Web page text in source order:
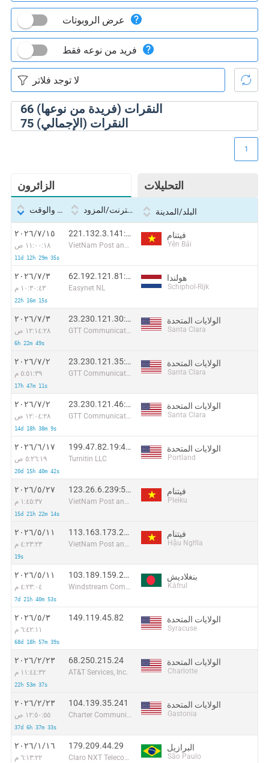
66 النقرات (فريدة من نوعها)
75 النقرات (الإجمالي)
عرض الروبوتات
فريد من نوعه فقط
الزائرون التحليلات
1
التاريخ والوقت بروتوكول الإنترنت/المزود البلد/المدينة
١٥‏/٧‏/٢٠٢٦
١١:٠٠:١٨ ص
11d 12h 29m 35s
221.132.3.141:51374
VietNam Post and Telecom Corporation
فيتنام
Yên Bái
٣‏/٧‏/٢٠٢٦
١٠:٣٠:٤٣ م
22h 16m 15s
62.192.121.81:49318
Easynet NL
هولندا
Schiphol-Rijk
٣‏/٧‏/٢٠٢٦
١٢:١٤:٢٨ ص
6h 22m 49s
23.230.121.30:62228
GTT Communications Inc.
الولايات المتحدة
Santa Clara
٢‏/٧‏/٢٠٢٦
٥:٥١:٣٩ م
17h 47m 11s
23.230.121.35:37534
GTT Communications Inc.
الولايات المتحدة
Santa Clara
٢‏/٧‏/٢٠٢٦
١٢:٠٤:٢٨ ص
14d 18h 38m 9s
23.230.121.46:11960
GTT Communications Inc.
الولايات المتحدة
Santa Clara
١٧‏/٦‏/٢٠٢٦
٥:٢٦:١٩ ص
20d 15h 40m 42s
199.47.82.19:47622
Turnitin LLC
الولايات المتحدة
Portland
٢٧‏/٥‏/٢٠٢٦
١:٤٥:٣٧ م
15d 21h 22m 14s
123.26.6.239:51680
VietNam Post and Telecom Corporation
فيتنام
Pleiku
١١‏/٥‏/٢٠٢٦
٤:٢٣:٢٣ م
19s
113.163.173.247
VietNam Post and Telecom Corporation
فيتنام
Hậu Nghĩa
١١‏/٥‏/٢٠٢٦
٤:٢٣:٠٤ م
7d 21h 40m 53s
103.189.159.247
Windstream Communication Limited
بنغلاديش
Kāfrul
٣‏/٥‏/٢٠٢٦
٦:٤٢:١١ م
68d 18h 57m 39s
149.119.45.82 الولايات المتحدة
Syracuse
٢٣‏/٢‏/٢٠٢٦
١١:٤٤:٣٢ م
22h 53m 37s
68.250.215.24
AT&T Services, Inc.
الولايات المتحدة
Charlotte
٢٣‏/٢‏/٢٠٢٦
١٢:٥٠:٥٥ ص
37d 6h 37m 33s
104.139.35.241
Charter Communications Inc
الولايات المتحدة
Gastonia
١٦‏/١‏/٢٠٢٦
٦:١٣:٢٢ م
179.209.44.29
Claro NXT Telecomunicacoes Ltda
البرازيل
São Paulo